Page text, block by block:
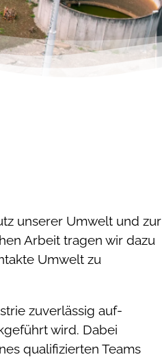
unserer Umwelt und zur
Arbeit tragen wir dazu
Umwelt zu
zuverlässig auf­
wird. Dabei
qualifizierten Teams